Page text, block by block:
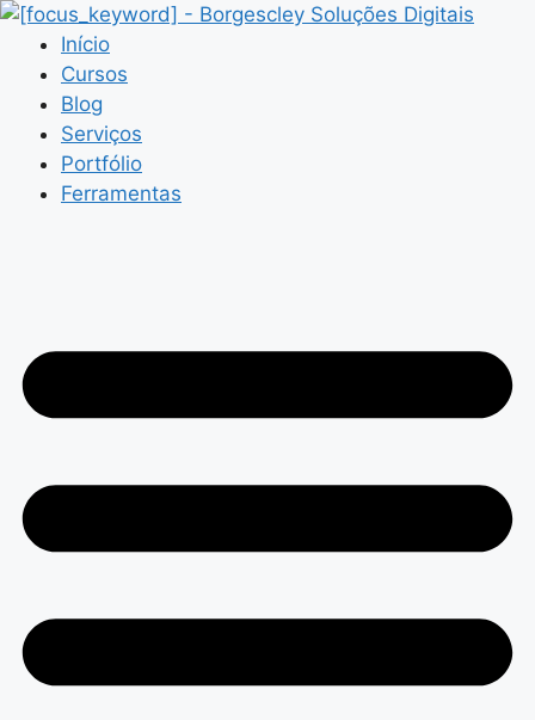
Pular
para
conteúdo
Início
Cursos
Blog
Serviços
Portfólio
Ferramentas